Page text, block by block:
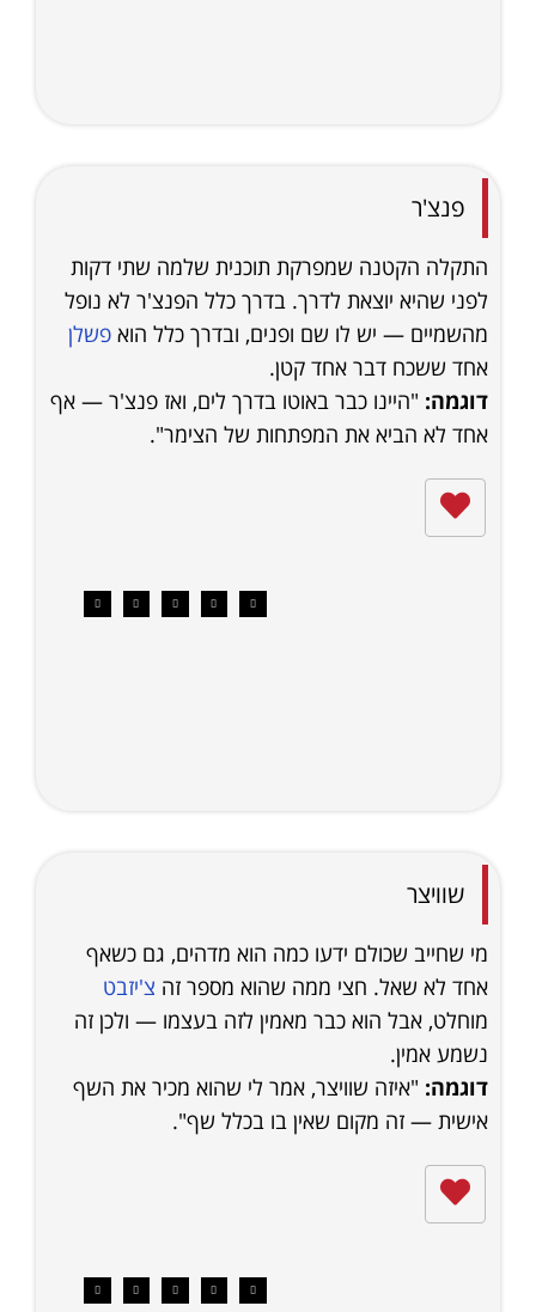
פנצ'ר
התקלה הקטנה שמפרקת תוכנית שלמה שתי דקות
לפני שהיא יוצאת לדרך. בדרך כלל הפנצ'ר לא נופל
מהשמיים — יש לו שם ופנים, ובדרך כלל הוא פשלן
אחד ששכח דבר אחד קטן.
דוגמה: "היינו כבר באוטו בדרך לים, ואז פנצ'ר — אף
אחד לא הביא את המפתחות של הצימר".
שוויצר
מי שחייב שכולם ידעו כמה הוא מדהים, גם כשאף
אחד לא שאל. חצי ממה שהוא מספר זה צ'יזבט
מוחלט, אבל הוא כבר מאמין לזה בעצמו — ולכן זה
נשמע אמין.
דוגמה: "איזה שוויצר, אמר לי שהוא מכיר את השף
אישית — זה מקום שאין בו בכלל שף".